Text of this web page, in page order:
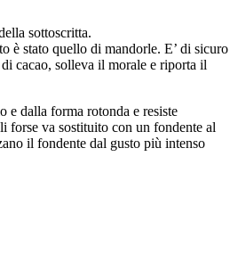
sottoscritta.
è stato quello di mandorle. E’ di sicuro
cacao, solleva il morale e riporta il
e dalla forma rotonda e resiste
forse va sostituito con un fondente al
il fondente dal gusto più intenso